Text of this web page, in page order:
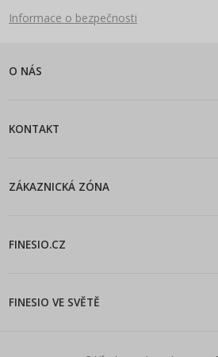
Informace o bezpečnosti
O NÁS
KONTAKT
ZÁKAZNICKÁ ZÓNA
FINESIO.CZ
FINESIO VE SVĚTĚ